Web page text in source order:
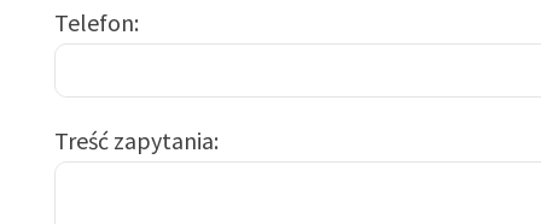
Telefon
Treść zapytania